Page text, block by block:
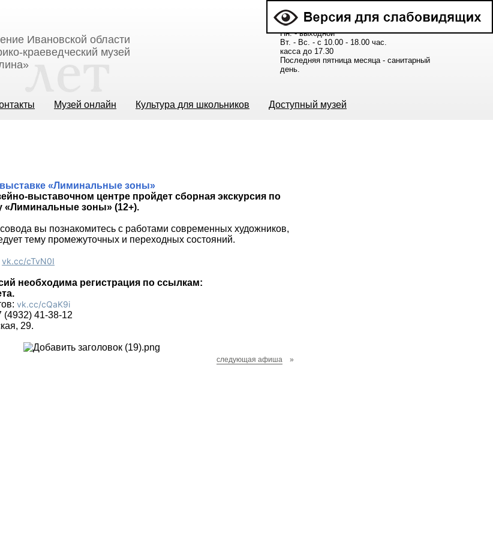
Ивановской области
краеведческий музей
Расписание работы музея:
Пн. - выходной
Вт. - Вс. - с 10.00 - 18.00 час.
касса до 17.30
Последняя пятница месяца - санитарный
день.
Музей онлайн Культура для школьников Доступный музей
«Лиминальные зоны»
выставочном центре пройдет сборная экскурсия по
«Лиминальные зоны» (12+).
вы познакомитесь с работами современных художников,
тему промежуточных и переходных состояний.
vk.cc/cTvN0I
необходима регистрация по ссылкам:
vk.cc/cQaK9i
(4932) 41-38-12
29.
следующая афиша »